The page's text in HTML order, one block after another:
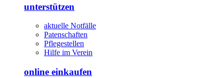
unterstützen
aktuelle Notfälle
Patenschaften
Pflegestellen
Hilfe im Verein
online einkaufen